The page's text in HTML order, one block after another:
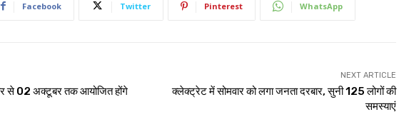
Facebook Twitter Pinterest WhatsApp
से 02 अक्टूबर तक आयोजित होंगे
NEXT ARTICLE
क्लेक्ट्रेट में सोमवार को लगा जनता दरबार, सुनी 125 लोगों की
समस्याएं